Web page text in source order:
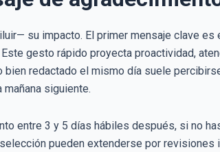
su impacto. El primer mensaje clave es
gesto rápido proyecta proactividad,
redactado el mismo día suele
siguiente.
entre 3 y 5 días hábiles después, si no
pueden extenderse por revisiones